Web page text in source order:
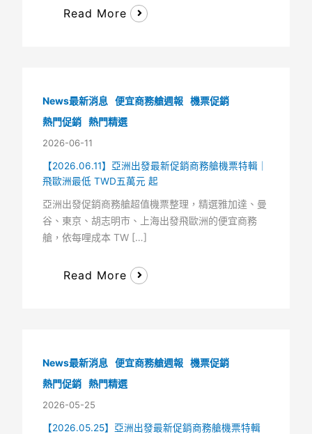
Read More
News最新消息 便宜商務艙週報 機票促銷
熱門促銷 熱門精選
2026-06-11
【2026.06.11】亞洲出發最新促銷商務艙機票特輯｜
飛歐洲最低 TWD五萬元 起
亞洲出發促銷商務艙超值機票整理，精選雅加達、曼
谷、東京、胡志明市、上海出發飛歐洲的便宜商務
艙，依每哩成本 TW […]
Read More
News最新消息 便宜商務艙週報 機票促銷
熱門促銷 熱門精選
2026-05-25
【2026.05.25】亞洲出發最新促銷商務艙機票特輯